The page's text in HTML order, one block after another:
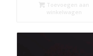
Toevoegen aan
winkelwagen